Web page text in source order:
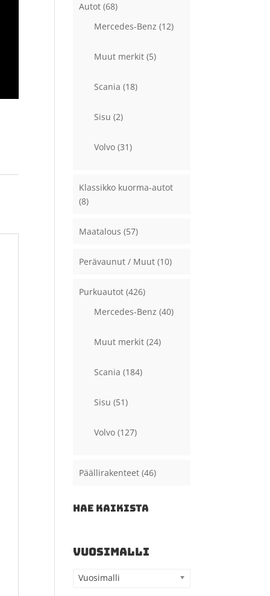
Autot (68)
Mercedes-Benz (12)
Muut merkit (5)
Scania (18)
Sisu (2)
Volvo (31)
Klassikko kuorma-autot
(8)
Maatalous (57)
Perävaunut / Muut (10)
Purkuautot (426)
Mercedes-Benz (40)
Muut merkit (24)
Scania (184)
Sisu (51)
Volvo (127)
Päällirakenteet (46)
HAE KAIKISTA
VUOSIMALLI
Vuosimalli